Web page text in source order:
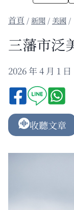
/新聞 / 美國 /
三藩市泛
2026 年 4 月 1 日
收聽文章